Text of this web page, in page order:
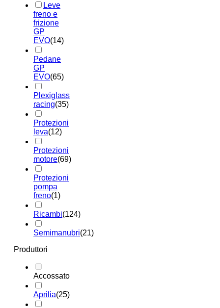
Leve
freno e
frizione
GP
EVO(14)
Pedane
GP
EVO(65)
Plexiglass
racing(35)
Protezioni
leva(12)
Protezioni
motore(69)
Protezioni
pompa
freno(1)
Ricambi(124)
Semimanubri(21)
Produttori
Accossato
Aprilia(25)